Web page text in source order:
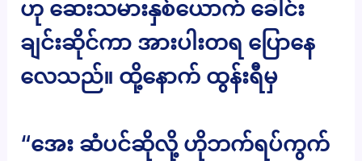
ဟု ဆေးသမားနှစ်ယောက် ခေါင်း
ချင်းဆိုင်ကာ အားပါးတရ ပြောနေ
လေသည်။ ထို့နောက် ထွန်းရီမှ
“အေး ဆံပင်ဆိုလို့ ဟိုဘက်ရပ်ကွက်